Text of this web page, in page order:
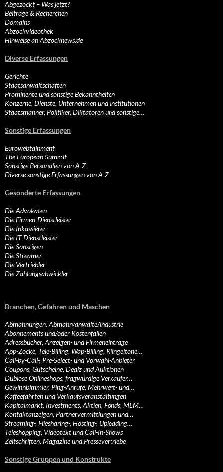
Abgezockt – Was jetzt?
Beiträge & Recherchen
Domains
Abzockvideothek
Hinweise an Abzocknews.de
Diverse Erfassungen
Gerichte
Staatsanwaltschaften
Prominente und sonstige Bekanntheiten
Konzerne, Dienste, Unternehmen und Institutionen
Staatsmänner, Politiker, Diktatoren und sonstige…
Sonstige Erfassungen
Eurowebtainment
The European Summit
Sonstige Personalien von A-Z
Diverse sonstige Erfassungen von A-Z
Gesonderte Erfassungen
Die Advokaten
Die Firmen-Dienstleister
Die Inkassierer
Die IT-Dienstleister
Die Sonstigen
Die Streamer
Die Vertriebler
Die Zahlungsabwickler
Branchen, Gefahren und Maschen
Abmahnungen, Abmahn/anwälte/industrie
Abonnements und/oder Kostenfallen
Adressbücher, Anzeigen- und Firmeneinträge
App-Zocke, Tele-Billing, Wap-Billing, Klingeltöne…
Call-by-Call-, Pre-Select- und Vorwahl-Anbieter
Coupons, Gutscheine, Dealz und Auktionen
Dubiose Onlineshops, fragwürdige Verkäufer…
Gewinnbimmler, Ping-Anrufe, Mehrwert- und…
Kaffeefahrten und Verkaufsveranstaltungen
Kapitalmarkt, Investments, Aktien, Fonds, MLM…
Kontaktanzeigen, Partnervermittlungen und…
Streaming-, Filesharing-, Hosting-, Uploading…
Teleshopping, Videotext und Call-In-Shows
Zeitschriften, Magazine und Pressevertriebe
Sonstige Gruppen und Konstrukte